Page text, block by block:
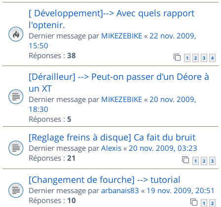
[ Développement]--> Avec quels rapport
l'optenir.
Dernier message par MIKEZEBIKE « 22 nov. 2009,
15:50
Réponses : 38 1 2 3 4
[Dérailleur] --> Peut-on passer d'un Déore à
un XT
Dernier message par MIKEZEBIKE « 20 nov. 2009,
18:30
Réponses : 5
[Reglage freins à disque] Ca fait du bruit
Dernier message par Alexis « 20 nov. 2009, 03:23
Réponses : 21 1 2 3
[Changement de fourche] --> tutorial
Dernier message par arbanais83 « 19 nov. 2009, 20:51
Réponses : 10 1 2